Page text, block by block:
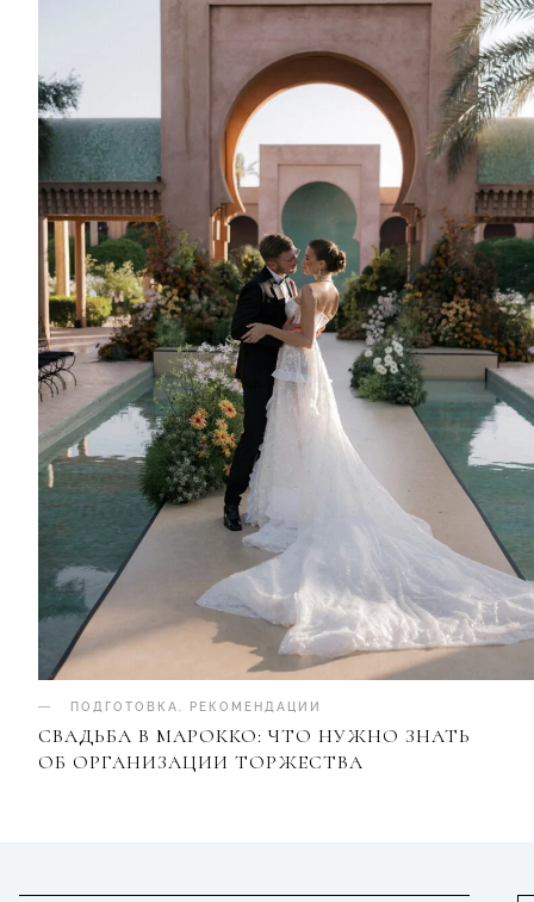
ПОДГОТОВКА. РЕКОМЕНДАЦИИ
СВАДЬБА В МАРОККО: ЧТО НУЖНО ЗНАТЬ
ОБ ОРГАНИЗАЦИИ ТОРЖЕСТВА